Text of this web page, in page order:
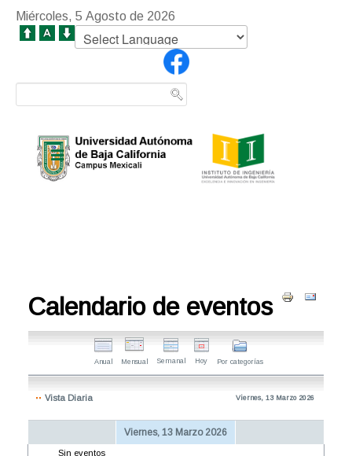
Miércoles, 5 Agosto de 2026
Calendario de eventos
Anual Mensual Semanal Hoy Por categorías
Vista Diaria Viernes, 13 Marzo 2026
Viernes, 13 Marzo 2026
Sin eventos